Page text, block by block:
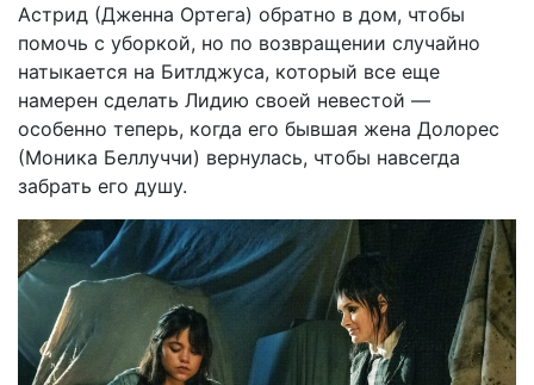
Астрид (Дженна Ортега) обратно в дом, чтобы
помочь с уборкой, но по возвращении случайно
натыкается на Битлджуса, который все еще
намерен сделать Лидию своей невестой —
особенно теперь, когда его бывшая жена Долорес
(Моника Беллуччи) вернулась, чтобы навсегда
забрать его душу.